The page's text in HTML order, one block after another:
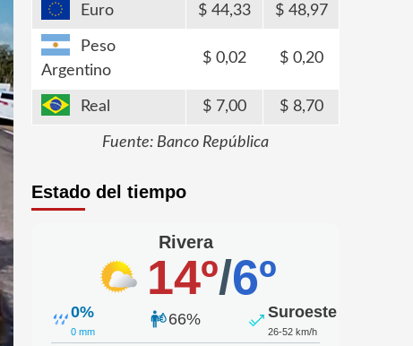
Euro 44,33 48,97
Peso
Argentino
0,02 0,20
Real 7,00 8,70
Fuente: Banco República
Estado del tiempo
Rivera
14º/6º
0%
0 mm
66% Suroeste
26-52 km/h